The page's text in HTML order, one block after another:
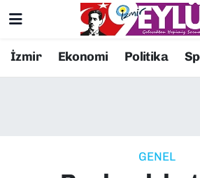
İzmir Ekonomi Politika
GENEL
Resmi İlanlar
Konak Nöbetçi Eczaneler
Süper Lig Puan Durumu ve